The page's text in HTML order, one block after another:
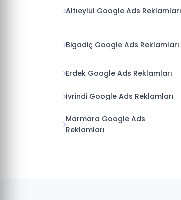
Altıeylül Google Ads Reklamları
Bigadiç Google Ads Reklamları
Erdek Google Ads Reklamları
İvrindi Google Ads Reklamları
Marmara Google Ads
Reklamları